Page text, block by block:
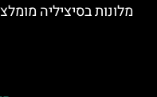
מלונות בסיציליה